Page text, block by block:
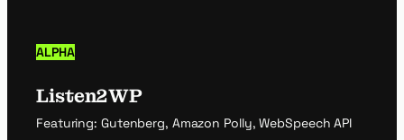
ALPHA
Listen2WP
Featuring: Gutenberg, Amazon Polly, WebSpeech API